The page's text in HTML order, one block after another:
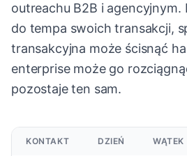
outreachu B2B i agencyjnym.
do tempa swoich transakcji,
transakcyjna może ścisnąć
enterprise może go
pozostaje ten sam.
KONTAKT DZIEŃ WĄTEK